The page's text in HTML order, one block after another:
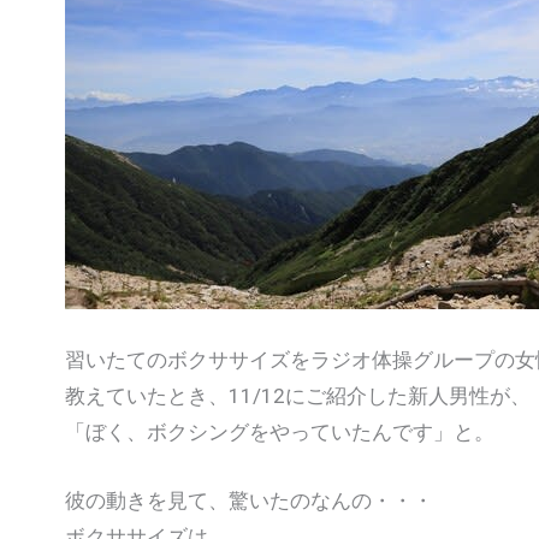
習いたてのボクササイズをラジオ体操グループの
教えていたとき、11/12にご紹介した新人男性が、
「ぼく、ボクシングをやっていたんです」と。
彼の動きを見て、驚いたのなんの・・・